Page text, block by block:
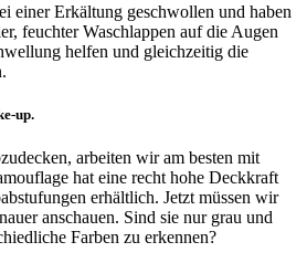
einer Erkältung geschwollen und haben
feuchter Waschlappen auf die Augen
helfen und gleichzeitig die
up.
arbeiten wir am besten mit
hat eine recht hohe Deckkraft
erhältlich. Jetzt müssen wir
anschauen. Sind sie nur grau und
Farben zu erkennen?